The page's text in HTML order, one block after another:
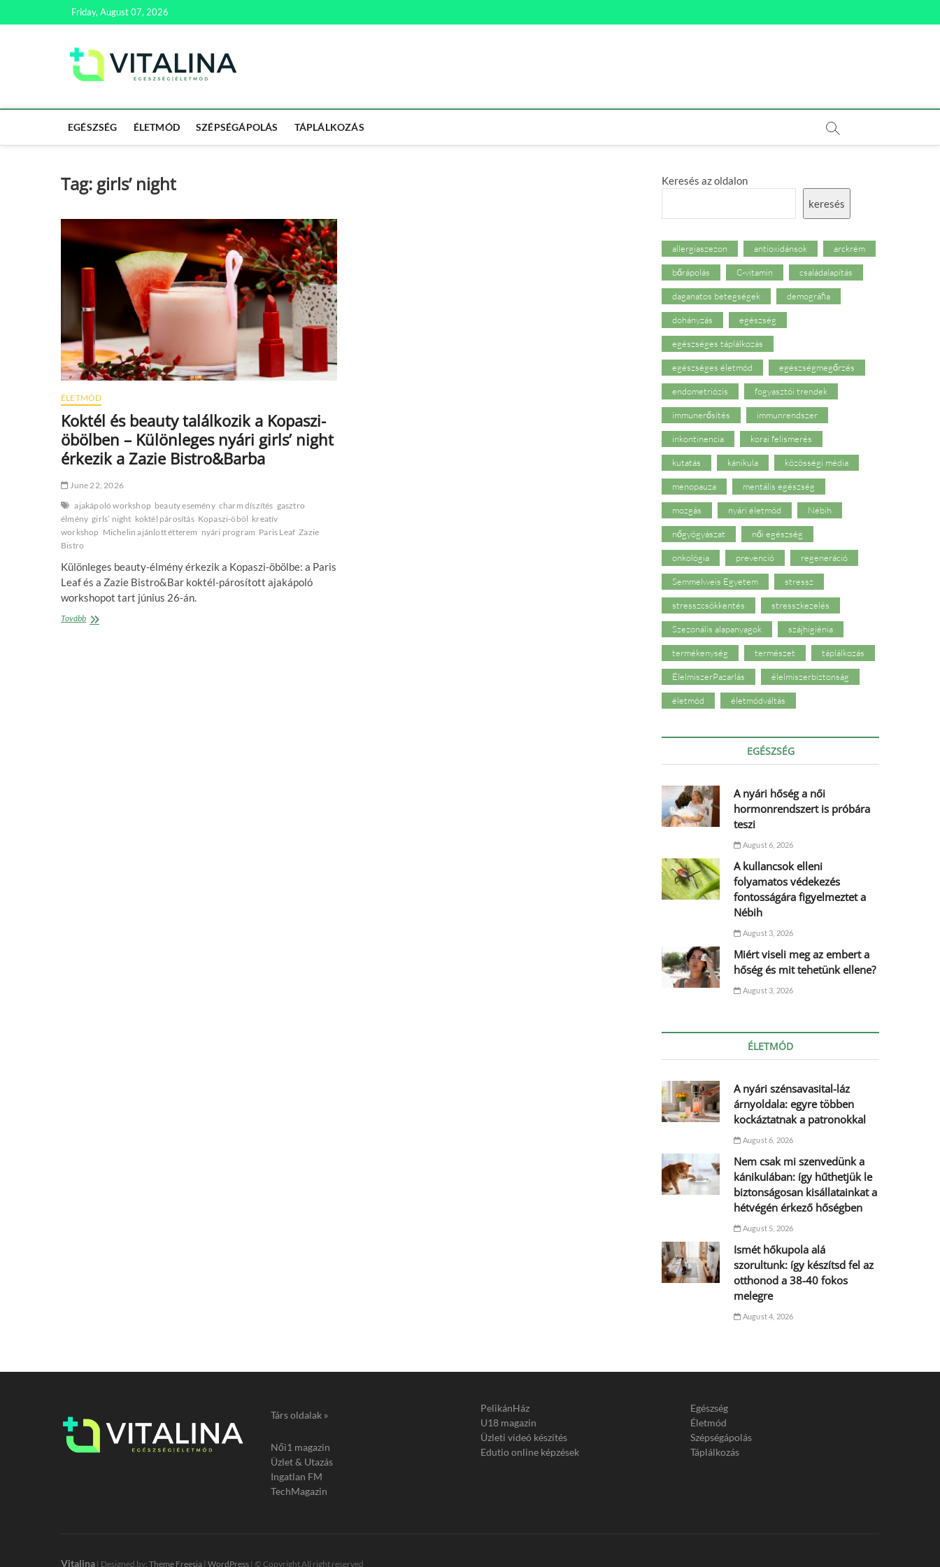
to
Friday, August 07, 2026
EGÉSZSÉG ÉLETMÓD SZÉPSÉGÁPOLÁS TÁPLÁLKOZÁS
Tag: girls’ night
ÉLETMÓD
Koktél és beauty találkozik a Kopaszi-
öbölben – Különleges nyári girls’ night
érkezik a Zazie Bistro&Barba
June 22, 2026
ajakápoló workshop beauty esemény charm díszítés gasztro
élmény girls’ night koktél párosítás Kopaszi‑öböl kreatív
workshop Michelin ajánlott étterem nyári program Paris Leaf Zazie
Bistro
Különleges beauty‑élmény érkezik a Kopaszi‑öbölbe: a Paris
Leaf és a Zazie Bistro&Bar koktél‑párosított ajakápoló
workshopot tart június 26‑án.
TovábbKoktél
Keresés az oldalon
keresés
allergiaszezon antioxidánsok arckrém
bőrápolás C-vitamin családalapítás
daganatos betegségek demográfia
dohányzás egészség
egészséges táplálkozás
egészséges életmód egészségmegőrzés
endometriózis fogyasztói trendek
immunerősítés immunrendszer
inkontinencia korai felismerés
kutatás kánikula közösségi média
menopauza mentális egészség
mozgás nyári életmód Nébih
nőgyógyászat női egészség
onkológia prevenció regeneráció
Semmelweis Egyetem stressz
stresszcsökkentés stresszkezelés
Szezonális alapanyagok szájhigiénia
termékenység természet táplálkozás
ÉlelmiszerPazarlás élelmiszerbiztonság
életmód életmódváltás
EGÉSZSÉG
A nyári hőség a női
hormonrendszert is próbára
teszi
August 6, 2026
A kullancsok elleni
folyamatos védekezés
fontosságára figyelmeztet a
Nébih
August 3, 2026
Miért viseli meg az embert a
hőség és mit tehetünk ellene?
August 3, 2026
ÉLETMÓD
A nyári szénsavasital-láz
árnyoldala: egyre többen
kockáztatnak a patronokkal
August 6, 2026
Nem csak mi szenvedünk a
kánikulában: így hűthetjük le
biztonságosan kisállatainkat a
hétvégén érkező hőségben
August 5, 2026
Ismét hőkupola alá
szorultunk: így készítsd fel az
otthonod a 38-40 fokos
melegre
August 4, 2026
Társ oldalak »
Női1 magazin
Üzlet & Utazás
Ingatlan FM
TechMagazin
PelikánHáz
U18 magazin
Üzleti videó készítés
Edutio online képzések
Egészség
Életmód
Szépségápolás
Táplálkozás
Vitalina | Designed by: Theme Freesia | WordPress | © Copyright All right reserved